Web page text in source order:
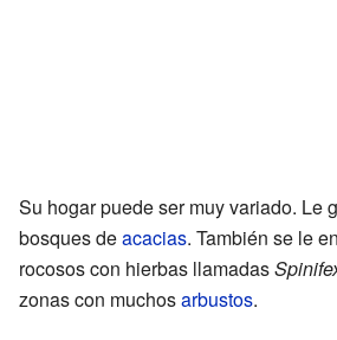
Su hogar puede ser muy variado. Le
bosques deacacias. También se le
rocosos con hierbas llamadas
zonas con muchosarbustos.